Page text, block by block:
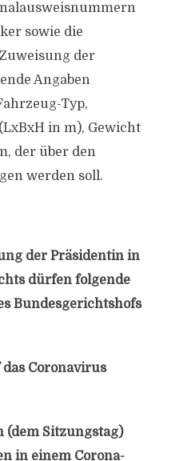
sowie die
der
Angaben
Typ,
in m), Gewicht
der über den
werden soll.
der Präsidentin in
dürfen folgende
Bundesgerichtshofs
Coronavirus
(dem Sitzungstag)
in einem Corona-